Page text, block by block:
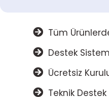
Tüm
Destek
Ücretsiz
Teknik Destek